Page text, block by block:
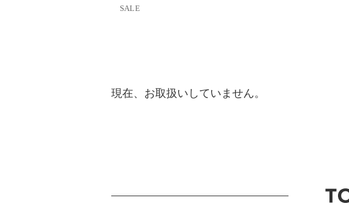
SALE
現在、お取扱いしていません。